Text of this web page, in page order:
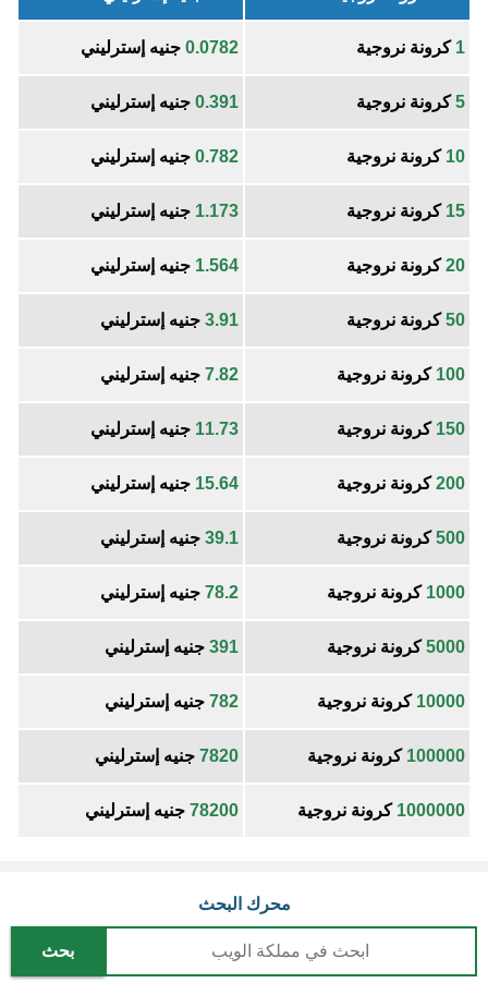
1 كرونة نروجية 0.0782 جنيه إسترليني
5كرونة نروجية 0.391 جنيه إسترليني
10 كرونة نروجية 0.782 جنيه إسترليني
15 كرونة نروجية 1.173 جنيه إسترليني
20كرونة نروجية 1.564 جنيه إسترليني
50كرونة نروجية 3.91 جنيه إسترليني
100 كرونة نروجية 7.82 جنيه إسترليني
150 كرونة نروجية 11.73 جنيه إسترليني
200كرونة نروجية 15.64 جنيه إسترليني
500كرونة نروجية 39.1 جنيه إسترليني
1000 كرونة نروجية 78.2 جنيه إسترليني
5000كرونة نروجية 391 جنيه إسترليني
10000 كرونة نروجية 782 جنيه إسترليني
100000 كرونة نروجية 7820 جنيه إسترليني
1000000 كرونة نروجية 78200 جنيه إسترليني
محرك البحث
بحث